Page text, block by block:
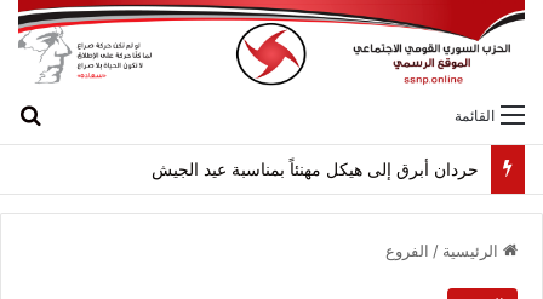
القائمة
حردان أبرق إلى هيكل مهنئاً بمناسبة عيد الجيش
الرئيسية / الفروع